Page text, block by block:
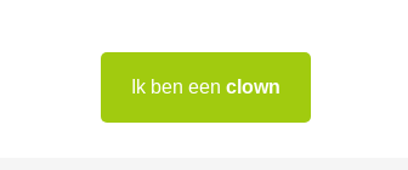
Ik ben een clown